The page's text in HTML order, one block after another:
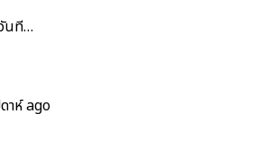
นที…
าห์ ago